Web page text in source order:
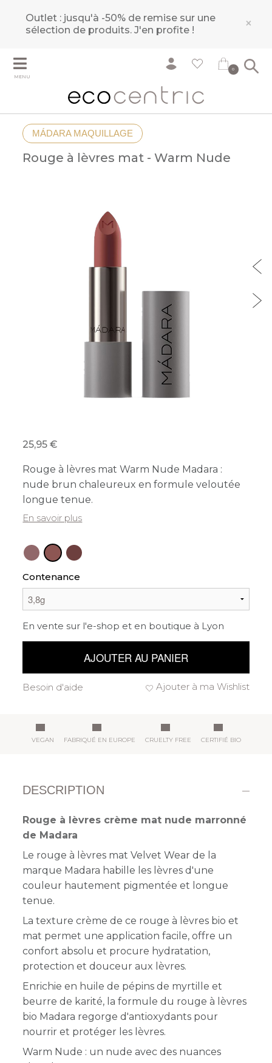
Outlet : jusqu'à -50% de remise sur une
sélection de produits.J'en profite ! ×
MENU
0
MÁDARA MAQUILLAGE
Rouge à lèvres mat - Warm Nude
25,95
Rouge à lèvres mat Warm Nude Madara :
nude brun chaleureux en formule veloutée
longue tenue.
En savoir plus
Contenance
En vente sur l'e-shop et en boutique à Lyon
AJOUTER AU PANIER
Ajouter à ma Wishlist
Besoin d'aide
VEGAN FABRIQUÉ EN EUROPE CRUELTY FREE CERTIFIÉ BIO
DESCRIPTION
Rouge à lèvres crème mat nude marronné
de Madara
Le rouge à lèvres mat Velvet Wear de la
marque Madara habille les lèvres d'une
couleur hautement pigmentée et longue
tenue.
La texture crème de ce rouge à lèvres bio et
mat permet une application facile, offre un
confort absolu et procure hydratation,
protection et douceur aux lèvres.
Enrichie en huile de pépins de myrtille et
beurre de karité, la formule du rouge à lèvres
bio Madara regorge d'antioxydants pour
nourrir et protéger les lèvres.
Warm Nude : un nude avec des nuances